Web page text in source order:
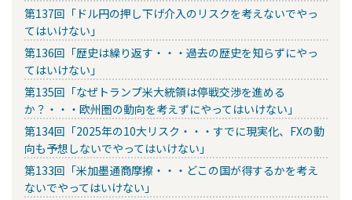
第137回「ドル円の押し下げ介入のリスクを考えないでやっ
てはいけない」
第136回「歴史は繰り返す・・・過去の歴史を知らずにやっ
てはいけない」
第135回「なぜトランプ米大統領は停戦交渉を進める
か？・・・欧州圏の動向を考えずにやってはいけない」
第134回「2025年の10大リスク・・・すでに現実化、FXの動
向も予想しないでやってはいけない」
第133回「米加墨通商摩擦・・・どこの国が得するかを考え
ないでやってはいけない」